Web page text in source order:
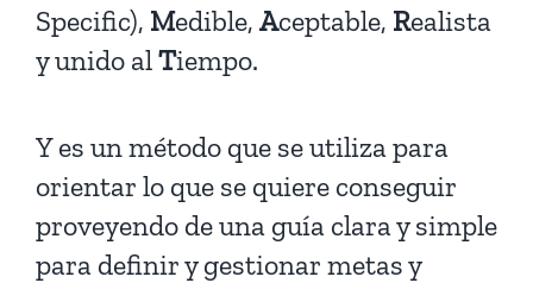
Specific), Medible, Aceptable, Realista
y unido alTiempo.
Y es un método que se utiliza para
orientar lo que se quiere conseguir
proveyendo de una guía clara y simple
para definir y gestionar metas y